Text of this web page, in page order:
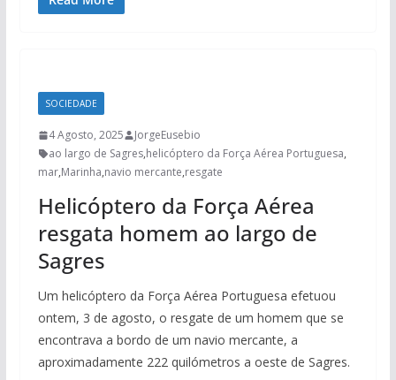
SOCIEDADE
4 Agosto, 2025
JorgeEusebio
ao largo de Sagres,helicóptero da Força Aérea Portuguesa,
mar,Marinha,navio mercante,resgate
Helicóptero da Força Aérea
resgata homem ao largo de
Sagres
Um helicóptero da Força Aérea Portuguesa efetuou
ontem, 3 de agosto, o resgate de um homem que se
encontrava a bordo de um navio mercante, a
aproximadamente 222 quilómetros a oeste de Sagres.